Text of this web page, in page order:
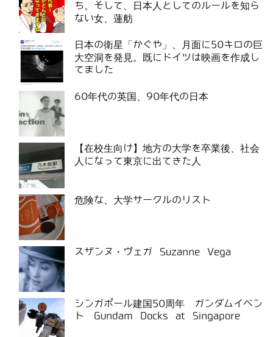
ち。そして、日本人としてのルールを知ら
ない女、蓮舫
日本の衛星「かぐや」、月面に50キロの巨
大空洞を発見。既にドイツは映画を作成し
てました
60年代の英国、90年代の日本
【在校生向け】地方の大学を卒業後、社会
人になって東京に出てきた人
危険な、大学サークルのリスト
スザンヌ・ヴェガ Suzanne Vega
シンガポール建国50周年 ガンダムイベン
ト Gundam Docks at Singapore